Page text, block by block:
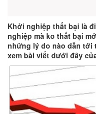
Khởi nghiệp thất bại là
nghiệp mà ko thất bại
những lý do nào dẫn tới
xem bài viết dưới đây